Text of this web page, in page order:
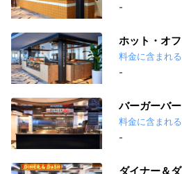
-
ホット・オ
料金に含まれる
-
バーガーバー
料金に含まれる
-
ダイナー＆